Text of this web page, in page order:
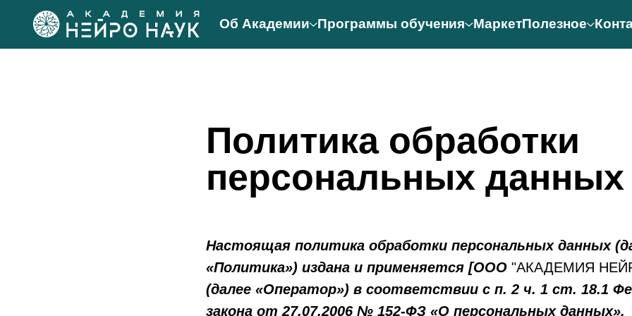
Об Академии Программы обучения МаркетПолезное
Политика обработки
персональных данных
Настоящая политика обработки персональных данных
«Политика») издана и применяется [ООО "АКАДЕМИЯ
(далее «Оператор») в соответствии с п. 2 ч. 1 ст. 18.1
закона от 27.07.2006 № 152-ФЗ «О персональных данных».